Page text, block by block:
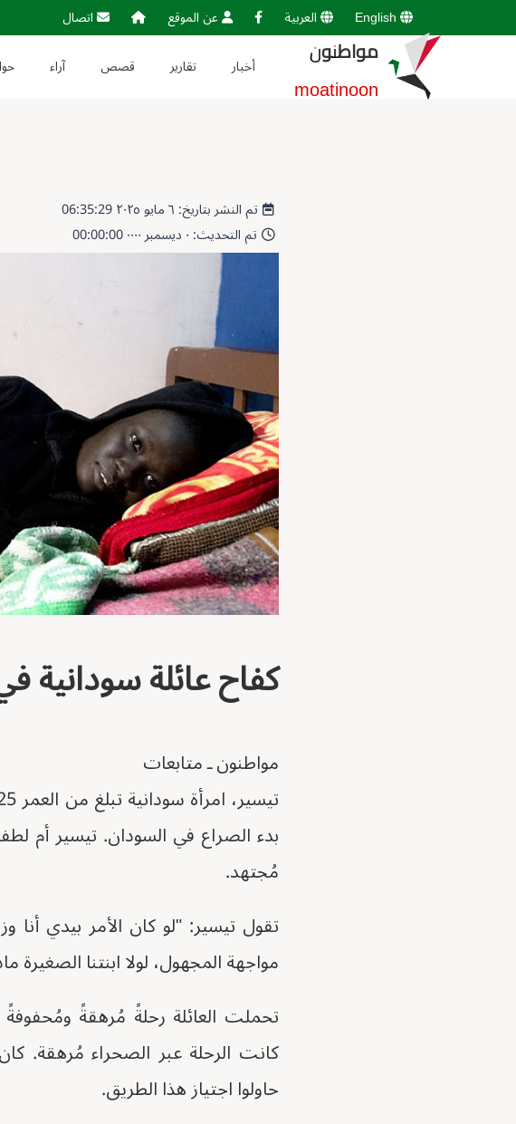
English العربية عن الموقع اتصال
مواطنون
moatinoon
أخبار تقارير قصص آراء
تم النشر بتاريخ: ٦ مايو ٢٠٢٥ 06:35:29
تم التحديث: ٠ ديسمبر ٠٠٠٠ 00:00:00
كفاح عائلة
مواطنون ـ متابعات
بدء الصراع في السودان. تيسير أم
مُجتهد.
تقول تيسير: "لو كان الأمر بيدي
مواجهة المجهول، لولا ابنتنا الصغيرة
تحملت العائلة رحلةً مُرهقةً
كانت الرحلة عبر الصحراء مُرهقة.
حاولوا اجتياز هذا الطريق.